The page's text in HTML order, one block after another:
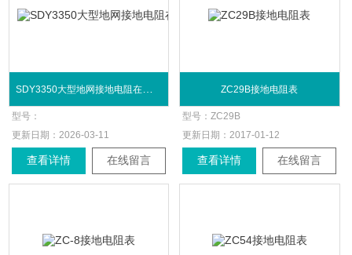
型号：
更新日期： 2026-03-11
查看详情 在线留言
ZC29B接地电阻表
型号： ZC29B
更新日期： 2017-01-12
查看详情 在线留言